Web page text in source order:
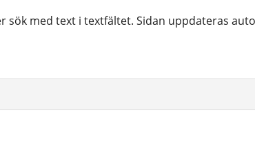
sök med text i textfältet. Sidan uppdateras